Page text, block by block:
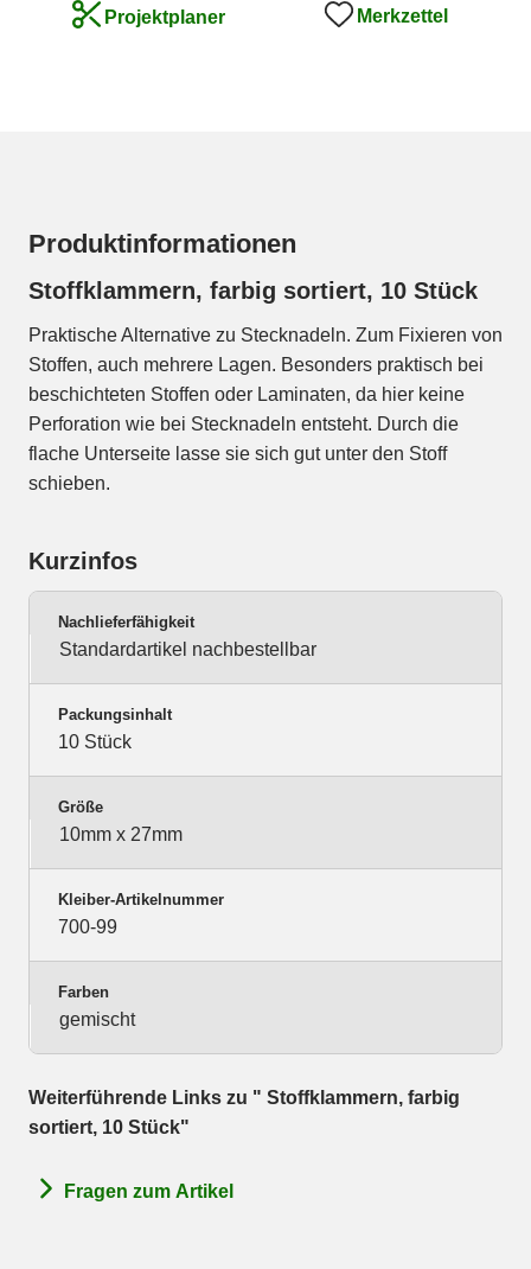
Projektplaner Merkzettel
Produktinformationen
Stoffklammern, farbig sortiert, 10 Stück
Praktische Alternative zu Stecknadeln. Zum Fixieren von
Stoffen, auch mehrere Lagen. Besonders praktisch bei
beschichteten Stoffen oder Laminaten, da hier keine
Perforation wie bei Stecknadeln entsteht. Durch die
flache Unterseite lasse sie sich gut unter den Stoff
schieben.
Kurzinfos
Nachlieferfähigkeit
Standardartikel nachbestellbar
Packungsinhalt
10 Stück
Größe
10mm x 27mm
Kleiber-Artikelnummer
700-99
Farben
gemischt
Weiterführende Links zu " Stoffklammern, farbig
sortiert, 10 Stück"
Fragen zum Artikel